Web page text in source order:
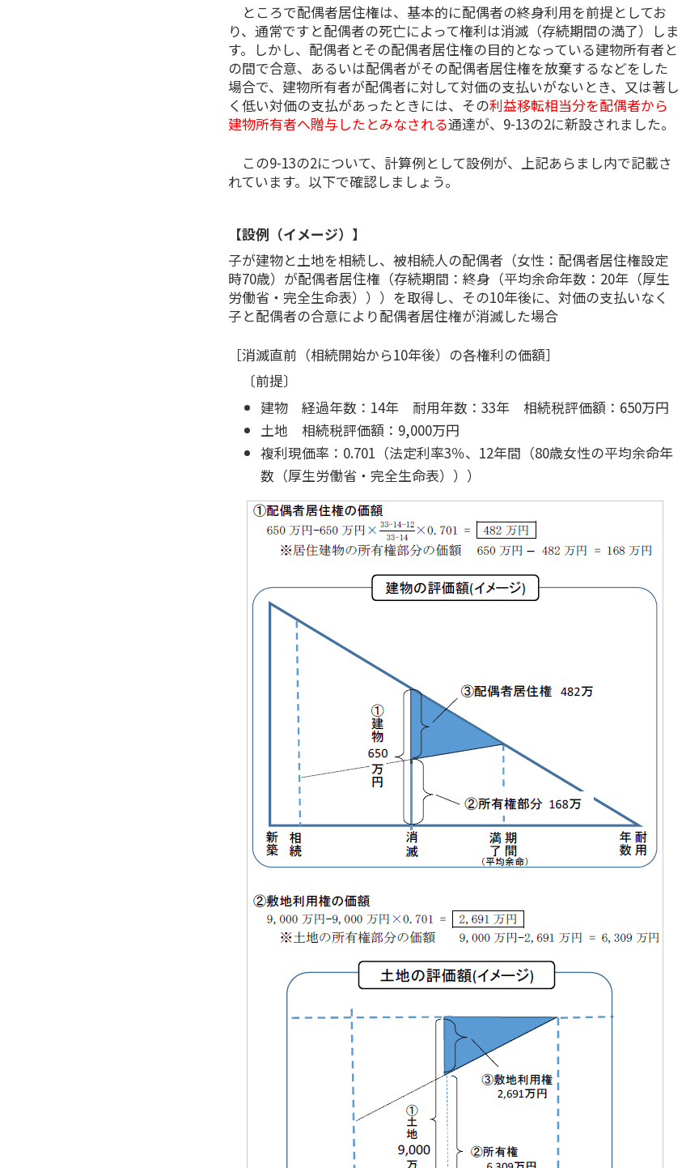
ところで配偶者居住権は、基本的に配偶者の終身利用を前提としてお
り、通常ですと配偶者の死亡によって権利は消滅（存続期間の満了）しま
す。しかし、配偶者とその配偶者居住権の目的となっている建物所有者と
の間で合意、あるいは配偶者がその配偶者居住権を放棄するなどをした
場合で、建物所有者が配偶者に対して対価の支払いがないとき、又は著し
く低い対価の支払があったときには、その利益移転相当分を配偶者から
建物所有者へ贈与したとみなされる通達が、9-13の2に新設されました。
この9-13の2について、計算例として設例が、上記あらまし内で記載さ
れています。以下で確認しましょう。
【設例（イメージ）】
子が建物と土地を相続し、被相続人の配偶者（女性：配偶者居住権設定
時70歳）が配偶者居住権（存続期間：終身（平均余命年数：20年（厚生
労働省・完全生命表）））を取得し、その10年後に、対価の支払いなく
子と配偶者の合意により配偶者居住権が消滅した場合
［消滅直前（相続開始から10年後）の各権利の価額］
〔前提〕
建物 経過年数：14年 耐用年数：33年 相続税評価額：650万円
土地 相続税評価額：9,000万円
複利現価率：0.701（法定利率3％、12年間（80歳女性の平均余命年
数（厚生労働省・完全生命表）））